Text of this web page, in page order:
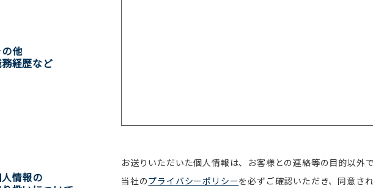
他
経歴など
情報の
お送りいただいた個人情報は、お客様との連絡等の目的以外
当社のプライバシーポリシーを必ずご確認いただき、同意さ